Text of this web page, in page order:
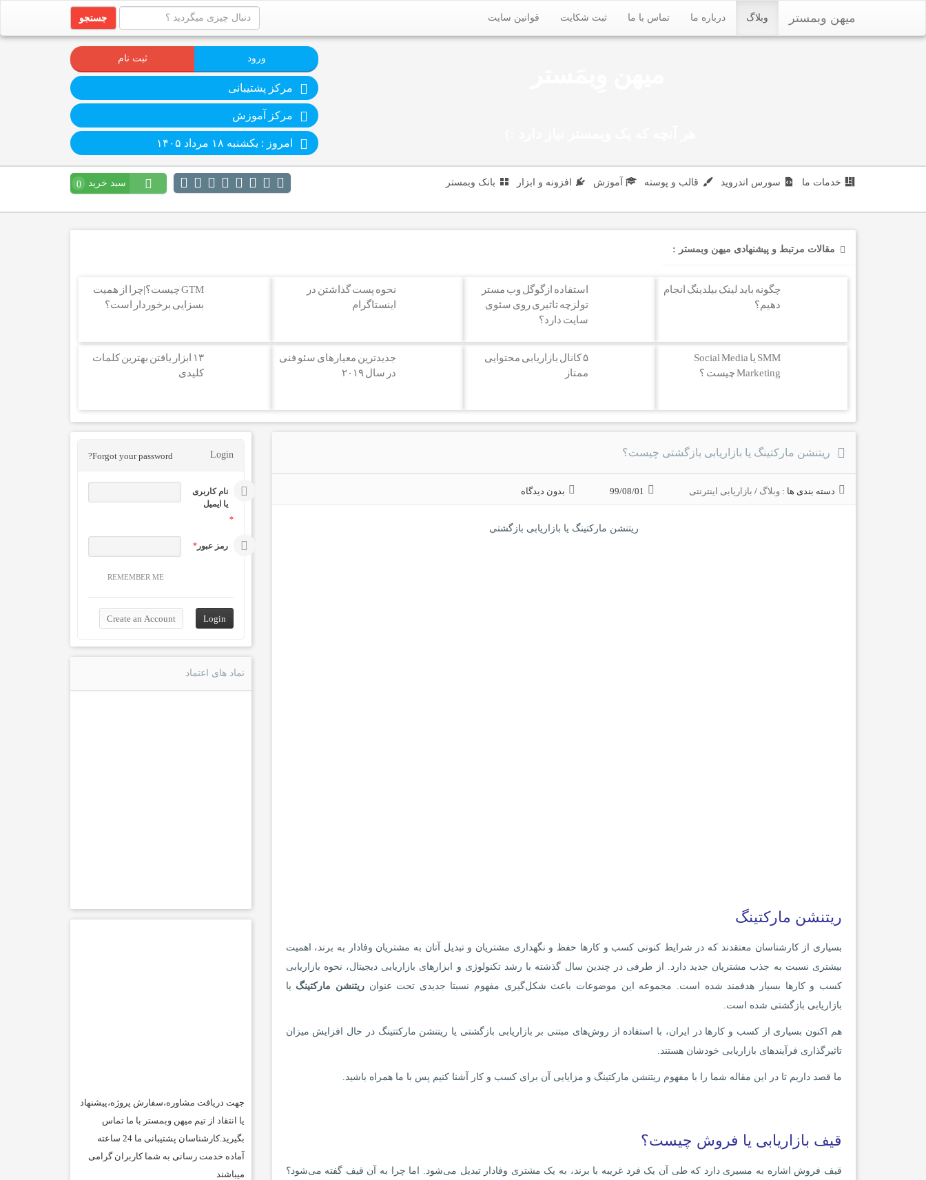
میهن وبمستر وبلاگ درباره ما تماس با ما ثبت شکایت قوانین سایت جستجو
ورود ثبت نام
مرکز پشتیبانی
مرکز آموزش
امروز : یکشنبه ۱۸ مرداد ۱۴۰۵
خدمات ما سورس اندروید قالب و پوسته آموزش افزونه و ابزار بانک وبمستر سبد خرید 0
مقالات مرتبط و پیشنهادی میهن وبمستر :
چگونه باید لینک بیلدینگ انجام
دهیم؟
استفاده ازگوگل وب مستر
تولزچه تاثیری روی سئوی
سایت دارد؟
نحوه پست گذاشتن در
اینستاگرام
GTM چیست؟|چرا از همیت
بسزایی برخوردار است؟
SMM یا Social Media
Marketing چیست ؟
۵ کانال بازاریابی محتوایی
ممتاز
جدیدترین معیارهای سئو فنی
در سال ۲۰۱۹
۱۳ ابزار یافتن بهترین کلمات
کلیدی
ریتنشن مارکتینگ یا بازاریابی بازگشتی چیست؟
دسته بندی ها : وبلاگ / بازاریابی اینترنتی 99/08/01 بدون دیدگاه
ریتنشن مارکتینگ یا بازاریابی بازگشتی
ریتنشن مارکتینگ
بسیاری از کارشناسان معتقدند که در شرایط کنونی کسب و کارها حفظ و نگهداری مشتریان و تبدیل آنان به مشتریان وفادار به برند، اهمیت
بیشتری نسبت به جذب مشتریان جدید دارد. از طرفی در چندین سال گذشته با رشد تکنولوژی و ابزارهای بازاریابی دیجیتال، نحوه بازاریابی
کسب و کارها بسیار هدفمند شده است. مجموعه این موضوعات باعث شکل‌گیری مفهوم نسبتا جدیدی تحت عنوانریتنشن مارکتینگ یا
بازاریابی بازگشتی شده است.
هم اکنون بسیاری از کسب و کارها در ایران، با استفاده از روش‌های مبتنی بر بازاریابی بازگشتی یا ریتنشن مارکتتینگ در حال افزایش میزان
تاثیرگذاری فرآیندهای بازاریابی خودشان هستند.
ما قصد داریم تا در این مقاله شما را با مفهوم ریتنشن مارکتینگ و مزایایی آن برای کسب و کار آشنا کنیم پس با ما همراه باشید.
قیف بازاریابی یا فروش چیست؟
قیف فروش اشاره به مسیری دارد که طی آن یک فرد غریبه با برند، به یک مشتری وفادار تبدیل می‌شود. اما چرا به آن قیف گفته می‌شود؟
Login
Forgot your password?
نام کاربری
یا ایمیل
*
رمز عبور*
REMEMBER ME
نماد های اعتماد
جهت دریافت مشاوره،سفارش پروژه،پیشنهاد
یا انتقاد از تیم میهن وبمستر با ما تماس
بگیرید.کارشناسان پشتیبانی ما 24 ساعته
آماده خدمت رسانی به شما کاربران گرامی
میباشند